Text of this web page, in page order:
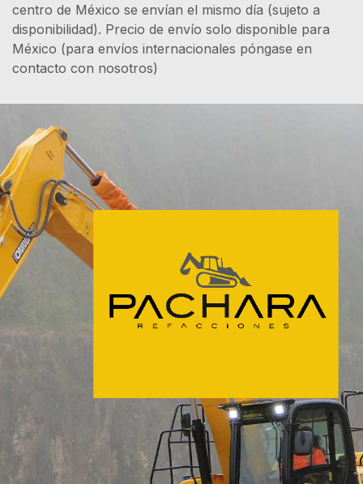
centro de México se envían el mismo día (sujeto a
disponibilidad). Precio de envío solo disponible para
México (para envíos internacionales póngase en
contacto con nosotros)